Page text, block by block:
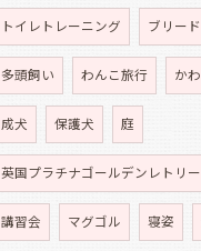
トイレトレーニング ブリード
多頭飼い わんこ旅行 か
成犬 保護犬 庭
英国プラチナゴールデンレトリ
講習会 マグゴル 寝姿